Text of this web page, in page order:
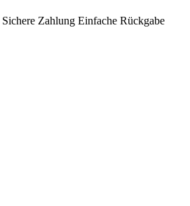
Sichere Zahlung Einfache Rückgabe